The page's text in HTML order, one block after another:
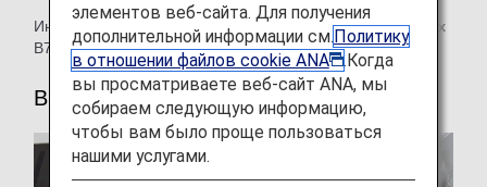
Информация о местах первого класса ANA на самолетах
B777-300ER.
B777-300ER (новая модель, 212 мест)
элементов веб-сайта. Для получения
дополнительной информации см.Политику
в отношении файлов cookie ANA
.Когда
вы просматриваете веб-сайт ANA, мы
собираем следующую информацию,
чтобы вам было проще пользоваться
нашими услугами.